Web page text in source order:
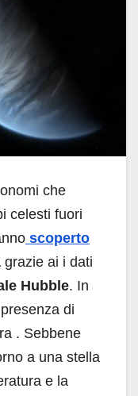
che
celesti fuori
scoperto
grazie ai i dati
Hubble. In
di
. Sebbene
a una stella
e la